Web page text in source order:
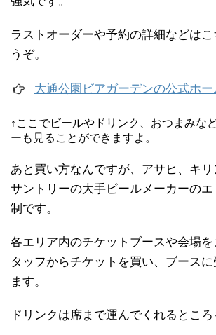
ラストオーダーや予約の詳細などは
うぞ。
大通公園ビアガーデンの公式ホー
↑ここでビールやドリンク、おつまみな
ーも見ることができますよ。
あと買い方なんですが、アサヒ、キリ
サントリーの大手ビールメーカーのエ
制です。
各エリア内のチケットブースや会場
タッフからチケットを買い、ブース
ます。
ドリンクは席まで運んでくれるところ